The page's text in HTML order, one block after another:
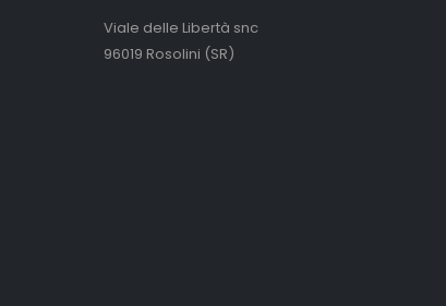
Viale delle Libertà snc
96019 Rosolini (SR)